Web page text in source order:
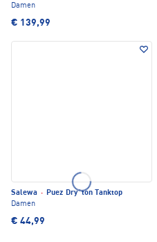
Damen
€ 139,99
Salewa · Puez Dry´ton Tanktop
Damen
€ 44,99